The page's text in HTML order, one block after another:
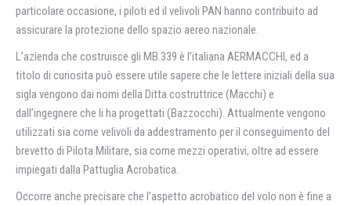
particolare occasione, i piloti ed il velivoli PAN hanno contribuito ad
assicurare la protezione dello spazio aereo nazionale.
L’azienda che costruisce gli MB.339 è l’italiana AERMACCHI, ed a
titolo di curiositа può essere utile sapere che le lettere iniziali della sua
sigla vengono dai nomi della Ditta costruttrice (Macchi) e
dall’ingegnere che li ha progettati (Bazzocchi). Attualmente vengono
utilizzati sia come velivoli da addestramento per il conseguimento del
brevetto di Pilota Militare, sia come mezzi operativi, oltre ad essere
impiegati dalla Pattuglia Acrobatica.
Occorre anche precisare che l’aspetto acrobatico del volo non è fine a